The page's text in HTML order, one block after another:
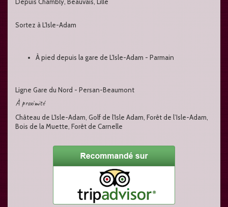
Sortez à L'Isle-Adam
À pied depuis la gare de L'Isle-Adam - Parmain
Ligne Gare du Nord - Persan-Beaumont
À proximité
Château de L'Isle-Adam, Golf de l'Isle Adam, Forêt de l’Isle-Adam,
Bois de la Muette, Forêt de Carnelle